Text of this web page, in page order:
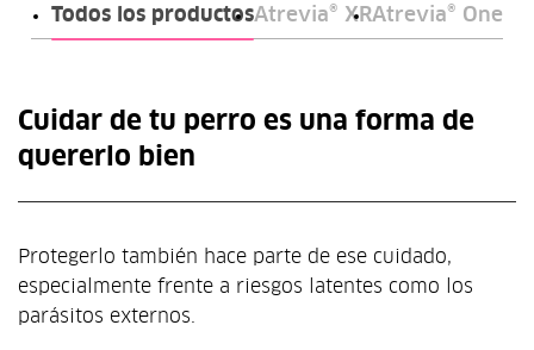
Todos los productosAtrevia® XRAtrevia® One
Cuidar de tu perro es una forma de
quererlo bien
Protegerlo también hace parte de ese cuidado,
especialmente frente a riesgos latentes como los
parásitos externos.